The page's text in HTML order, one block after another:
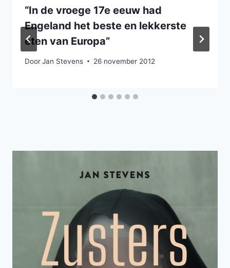
“In de vroege 17e eeuw had
Engeland het beste en lekkerste
eten van Europa”
DoorJan Stevens 26 november 2012